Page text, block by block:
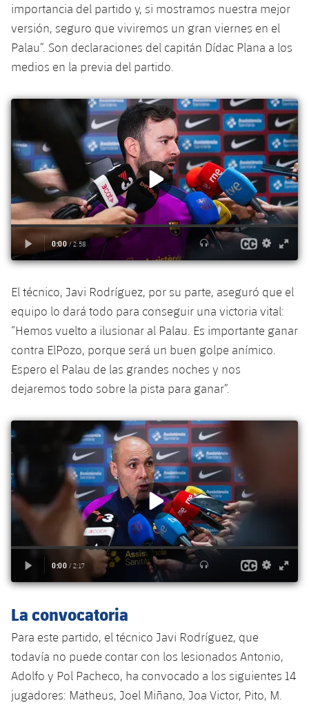
Clasificaciones
Resultados
Clasificaciones
Hockey Hierba Femenino
Plantilla
Agenda
Rugby
plusicon
más
Actualidad
Jugadores
Calendario
Resultados
Clasificaciones
Fotos
Voleibol
plusicon
más
Noticias
Voleibol masculino
Voleibol femenino
Apúntate a las amateurs
plusicon
más
Apúntate a las amateurs
Carnet de las Secciones Amateurs
PLUSICON
MÁS
League of Legends
VALORANT Rising
VALORANT Game Changers
importancia del partido y, si mostramos nuestra mejor
versión, seguro que viviremos un gran viernes en el
Palau”. Son declaraciones del capitán Dídac Plana a los
medios en la previa del partido.
El técnico, Javi Rodríguez, por su parte, aseguró que el
equipo lo dará todo para conseguir una victoria vital:
“Hemos vuelto a ilusionar al Palau. Es importante ganar
contra ElPozo, porque será un buen golpe anímico.
Espero el Palau de las grandes noches y nos
dejaremos todo sobre la pista para ganar”.
La convocatoria
Para este partido, el técnico Javi Rodríguez, que
todavía no puede contar con los lesionados Antonio,
Adolfo y Pol Pacheco, ha convocado a los siguientes 14
jugadores: Matheus, Joel Miñano, Joa Victor, Pito, M.